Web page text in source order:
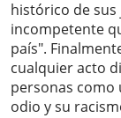
histórico de
incompetente
país".
cualquier acto
personas como
odio y su